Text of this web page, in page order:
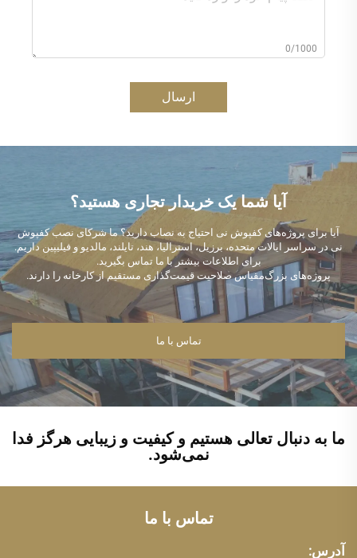
0/1000
ارسال
آیا شما یک خریدار تجاری هستید؟
آیا برای پروژه‌های کفپوش نی احتیاج به نصاب دارید؟ ما شرکای نصب کفپوش
نی در سراسر ایالات متحده، برزیل، استرالیا، هند، تایلند، مالدیو و فیلیپین داریم.
برای اطلاعات بیشتر با ما تماس بگیرید.
پروژه‌های بزرگ‌مقیاس صلاحیت قیمت‌گذاری مستقیم از کارخانه را دارند.
تماس با ما
ما به دنبال تعالی هستیم و کیفیت و زیبایی هرگز فدا
نمی‌شود.
تماس با ما
آدرس: